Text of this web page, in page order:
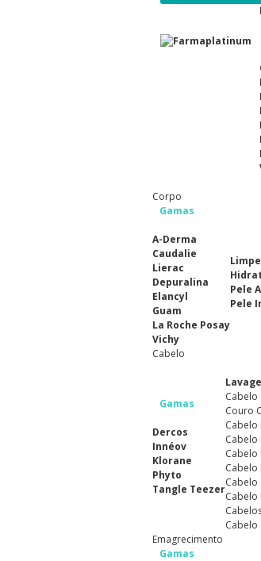
Corpo
Gamas
A-Derma
Caudalie
Lierac
Depuralina
Elancyl
Guam
La Roche Posay
Vichy
Pele
Pele
Cabelo
Gamas
Dercos
Innéov
Klorane
Phyto
Tangle Teezer
Cabelo
Couro
Cabelo
Cabelo
Cabelo
Cabelo
Cabelo
Cabelo
Emagrecimento
Gamas